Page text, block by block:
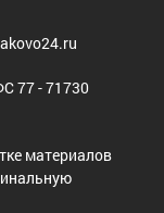
77 - 71730
материалов